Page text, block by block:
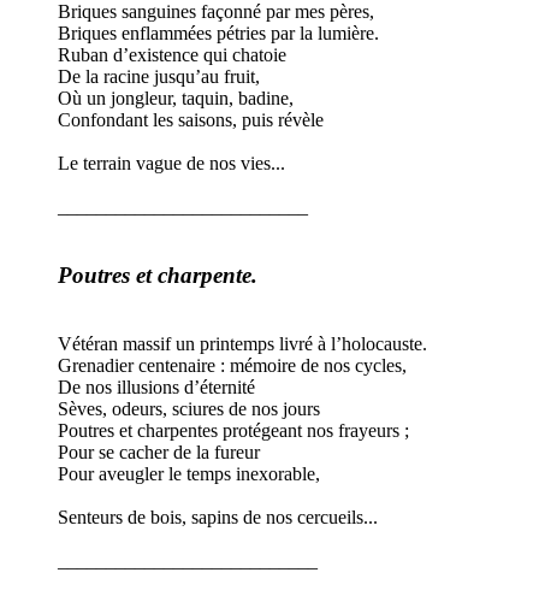
Briques sanguines façonné par mes pères,
Briques enflammées pétries par la lumière.
Ruban d’existence qui chatoie
De la racine jusqu’au fruit,
Où un jongleur, taquin, badine,
Confondant les saisons, puis révèle
Le terrain vague de nos vies...
Poutres et charpente.
Vétéran massif un printemps livré à l’holocauste.
Grenadier centenaire : mémoire de nos cycles,
De nos illusions d’éternité
Sèves, odeurs, sciures de nos jours
Poutres et charpentes protégeant nos frayeurs ;
Pour se cacher de la fureur
Pour aveugler le temps inexorable,
Senteurs de bois, sapins de nos cercueils...